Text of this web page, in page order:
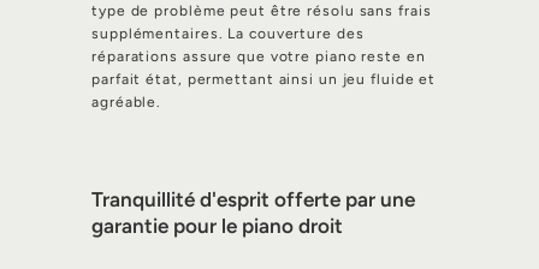
type de problème peut être résolu sans frais
supplémentaires. La couverture des
réparations assure que votre piano reste en
parfait état, permettant ainsi un jeu fluide et
agréable.
Tranquillité d'esprit offerte par une
garantie pour le piano droit